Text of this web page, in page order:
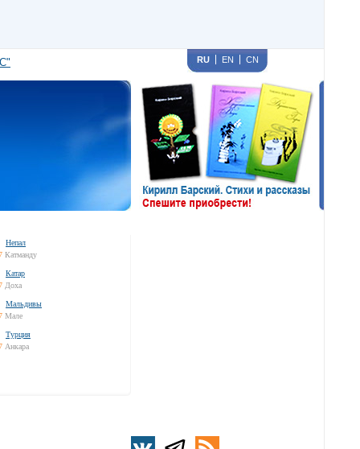
RU EN CN
Непал
Катманду
Катар
Доха
Мальдивы
Мале
Турция
Анкара